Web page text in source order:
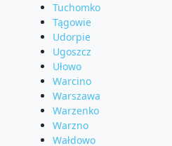
Tuchomko
Tągowie
Udorpie
Ugoszcz
Ułowo
Warcino
Warszawa
Warzenko
Warzno
Wałdowo